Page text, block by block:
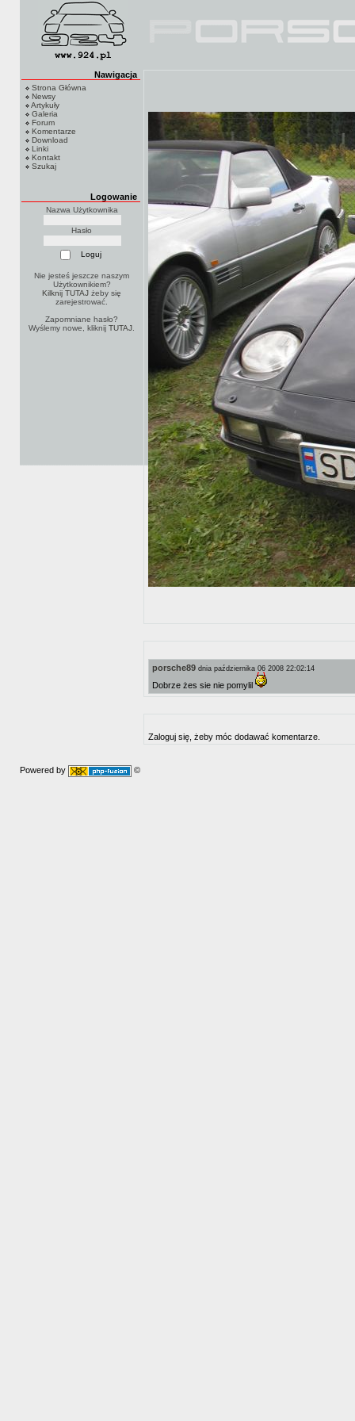
Nawigacja
Strona Główna
Newsy
Artykuły
Galeria
Forum
Komentarze
Download
Linki
Kontakt
Szukaj
Logowanie
Nazwa Użytkownika
Hasło
Nie jesteś jeszcze naszym
Użytkownikiem?
Kilknij TUTAJ żeby się
zarejestrować.
Zapomniane hasło?
Wyślemy nowe, kliknijTUTAJ
porsche89 dnia października 06 2008 22:02:14
Dobrze żes sie nie pomylil
Zaloguj się, żeby móc dodawać komentarze.
Powered by ©